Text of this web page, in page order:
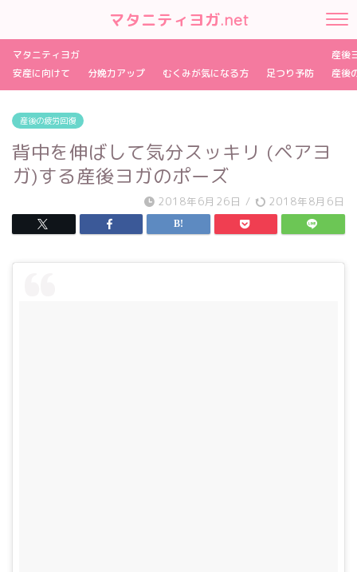
マタニティヨガ.net
マタニティヨガ
安産に向けて
分娩力アップ むくみが気になる方 足つり予防
産後
産後
産後の疲労回復
背中を伸ばして気分スッキリ (ペアヨ
ガ)する産後ヨガのポーズ
2018年6月26日 / 2018年8月6日